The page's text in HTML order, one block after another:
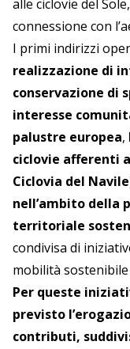
alle ciclovie del
connessione con
I primi indirizzi
realizzazione di
conservazione di
interesse
palustre europea,
ciclovie afferenti
Ciclovia del Navile
nell’ambito della
territoriale
condivisa di
mobilità
Per queste
previsto
contributi,